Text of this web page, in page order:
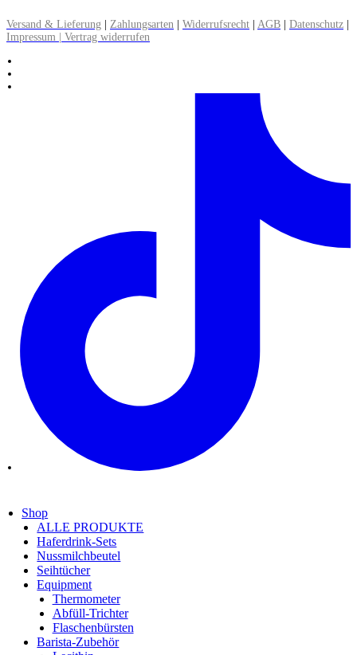
Versand & Lieferung
Zahlungsarten Widerrufsrecht AGB Datenschutz
Impressum | Vertrag widerrufen
Shop
ALLE PRODUKTE
Haferdrink-Sets
Nussmilchbeutel
Seihtücher
Equipment
Thermometer
Abfüll-Trichter
Flaschenbürsten
Barista-Zubehör